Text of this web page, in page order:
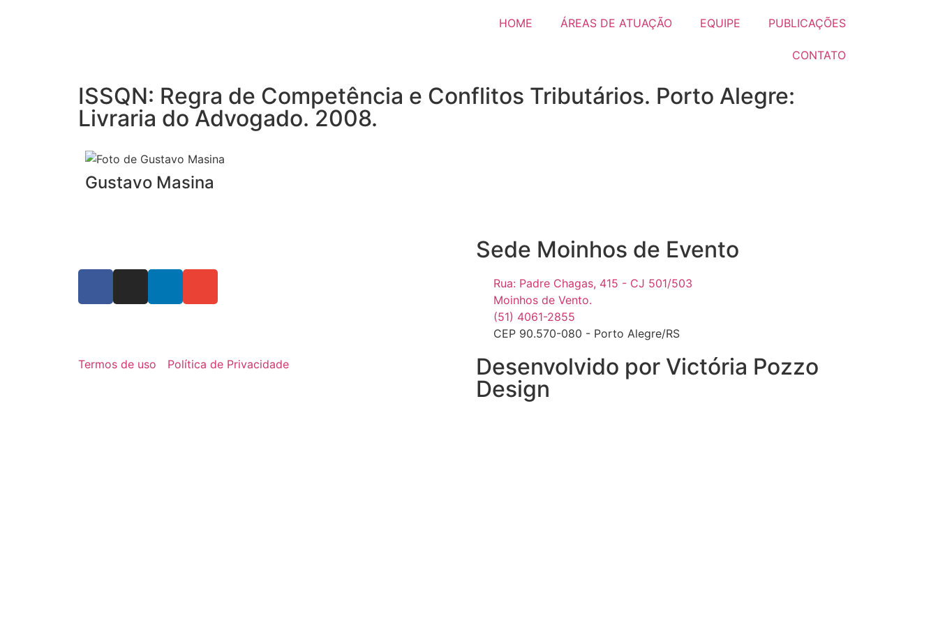
HOME ÁREAS DE ATUAÇÃO EQUIPE PUBLICAÇÕES
CONTATO
ISSQN: Regra de Competência e Conflitos Tributários. Porto Alegre:
Livraria do Advogado. 2008.
Gustavo Masina
Sede Moinhos de Evento
Rua: Padre Chagas, 415 - CJ 501/503
Moinhos de Vento.
(51) 4061-2855
CEP 90.570-080 - Porto Alegre/RS
Termos de uso Política de Privacidade
Desenvolvido por Victória Pozzo
Design